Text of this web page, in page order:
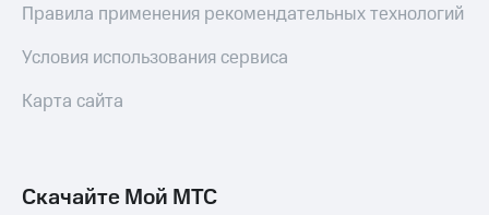
Правила применения рекомендательных технологий
Условия использования сервиса
Карта сайта
Скачайте Мой МТС